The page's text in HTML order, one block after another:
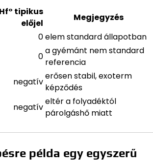
tipikus
előjel
Megjegyzés
0elem standard állapotban
0
a gyémánt nem standard
referencia
negatív
erősen stabil, exoterm
képződés
negatív
eltér a folyadéktól
párolgáshő miatt
példa egy egyszerű